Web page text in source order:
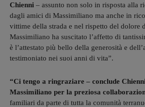
Chienni – assunto non solo in risposta alla
dagli amici di Massimiliano ma anche in
vittime della strada e nel rispetto del dolore
Massimiliano ha suscitato l’affetto di
è l’attestato più bello della generosità e
testimoniato nei suoi anni di vita”.
“Ci tengo a ringraziare – conclude
Massimiliano per la preziosa
familiari da parte di tutta la comunità